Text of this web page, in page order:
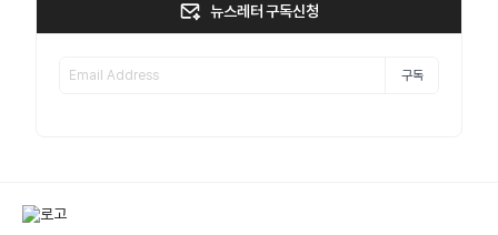
뉴스레터 구독신청
구독